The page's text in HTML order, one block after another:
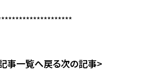
事一覧へ戻る次の記事>